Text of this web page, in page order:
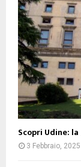
Scopri Udine:
3 Febbraio, 2025